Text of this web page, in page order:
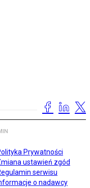
Prywatności
ustawień zgód
serwisu
o nadawcy